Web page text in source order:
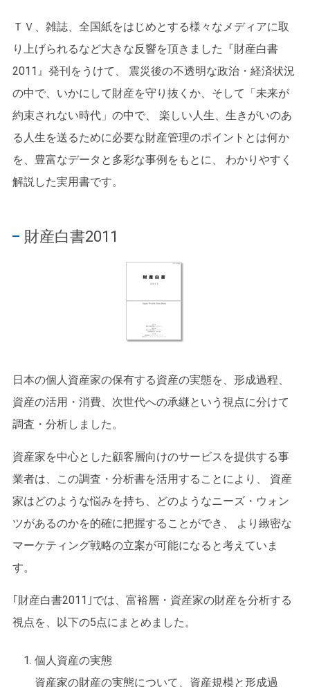
ＴＶ、雑誌、全国紙をはじめとする様々なメディアに取
り上げられるなど大きな反響を頂きました『財産白書
2011』発刊をうけて、 震災後の不透明な政治・経済状況
の中で、いかにして財産を守り抜くか、そして「未来が
約束されない時代」の中で、 楽しい人生、生きがいのあ
る人生を送るために必要な財産管理のポイントとは何か
を、豊富なデータと多彩な事例をもとに、 わかりやすく
解説した実用書です。
財産白書2011
日本の個人資産家の保有する資産の実態を、形成過程、
資産の活用・消費、次世代への承継という視点に分けて
調査・分析しました。
資産家を中心とした顧客層向けのサービスを提供する事
業者は、この調査・分析書を活用することにより、 資産
家はどのような悩みを持ち、どのようなニーズ・ウォン
ツがあるのかを的確に把握することができ、 より緻密な
マーケティング戦略の立案が可能になると考えていま
す。
｢財産白書2011｣では、富裕層・資産家の財産を分析する
視点を、以下の5点にまとめました。
個人資産の実態
資産家の財産の実態について、資産規模と形成過